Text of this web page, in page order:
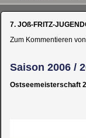
überspringen
7. JOß-FRITZ-
Zum Kommentieren
Saison 2006 /
Ostseemeisterschaft